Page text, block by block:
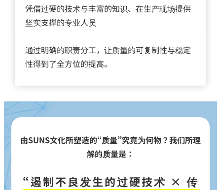
凭借过硬的技术与丰富的知识、在生产现场提供
坚实支撑的专业人员
通过明确的职责分工，让质量的可复制性与稳定
性得到了全方位的提高。
由SUNS文化所塑造的“质量”究竟为何物？我们所理
解的质量是：
“遏制不良发生的过硬技术 × 传